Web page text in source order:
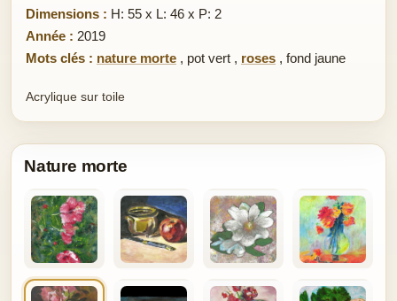
Dimensions : H: 55 x L: 46 x P: 2
Année : 2019
Mots clés : nature morte , pot vert , roses , fond jaune
Acrylique sur toile
Nature morte